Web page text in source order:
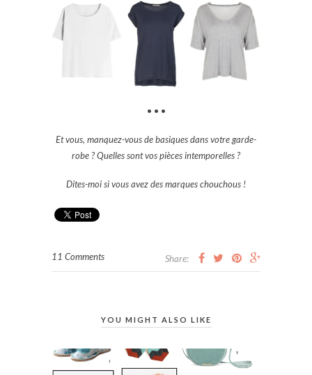
• • •
Et vous, manquez-vous de basiques dans votre garde-
robe ? Quelles sont vos pièces intemporelles ?
Dites-moi si vous avez des marques chouchous !
11 Comments Share:
YOU MIGHT ALSO LIKE